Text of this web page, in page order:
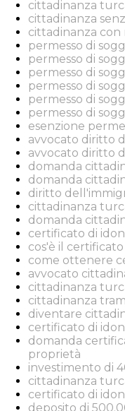
cittadinanza
cittadinanza
cittadinanza con
permesso di
permesso di
permesso di
permesso di
permesso di
permesso di
esenzione
avvocato diritto
avvocato diritto
domanda
domanda
diritto
cittadinanza
domanda
certificato di
cos'è il
come ottenere
avvocato
cittadinanza
cittadinanza
diventare
certificato di
domanda
proprietà
investimento di
cittadinanza
certificato di
deposito di